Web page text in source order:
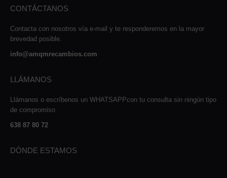
CONTÁCTANOS
Contacta con nosotros vía e-mail y te responderemos en la mayor
brevedad posible.
info@amqmrecambios.com
LLÁMANOS
Llámanos o escríbenos un WHATSAPPcon tu consulta sin ningún tipo
de compromiso
638 87 80 72
DÓNDE ESTAMOS